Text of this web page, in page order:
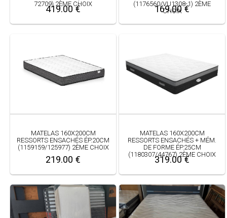
72709) 2ÈME CHOIX
419.00 €
(1176560/VU1308-1) 2ÈME
CHOIX
169.00 €
MATELAS 160X200CM
RESSORTS ENSACHÉS ÉP.20CM
(1159159/125977) 2ÈME CHOIX
219.00 €
MATELAS 160X200CM
RESSORTS ENSACHÉS + MÉM.
DE FORME ÉP.25CM
(1180307/44767) 2ÈME CHOIX
319.00 €